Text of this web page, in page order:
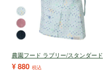
農園フード ラブリー/スタンダード
¥880 税込